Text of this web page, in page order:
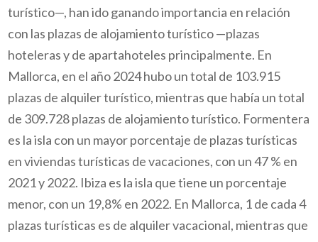
turístico—, han ido ganando importancia en relación
con las plazas de alojamiento turístico —plazas
hoteleras y de apartahoteles principalmente. En
Mallorca, en el año 2024 hubo un total de 103.915
plazas de alquiler turístico, mientras que había un total
de 309.728 plazas de alojamiento turístico. Formentera
es la isla con un mayor porcentaje de plazas turísticas
en viviendas turísticas de vacaciones, con un 47 % en
2021 y 2022. Ibiza es la isla que tiene un porcentaje
menor, con un 19,8% en 2022. En Mallorca, 1 de cada 4
plazas turísticas es de alquiler vacacional, mientras que